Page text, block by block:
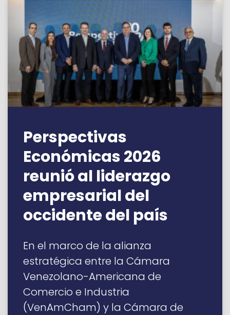
Perspectivas
Económicas 2026
reunió al liderazgo
empresarial del
occidente del país
En el marco de la alianza
estratégica entre la Cámara
Venezolano-Americana de
Comercio e Industria
(VenAmCham) y la Cámara de